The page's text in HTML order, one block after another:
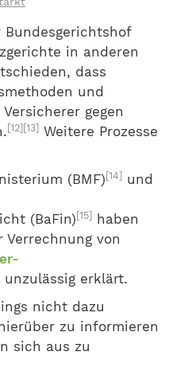
in anderen
dass
und
gegen
[12][13] Weitere Prozesse
(BMF)[14] und
(BaFin)[15] haben
Verrechnung von
erklärt.
nicht dazu
zu informieren
sich aus zu